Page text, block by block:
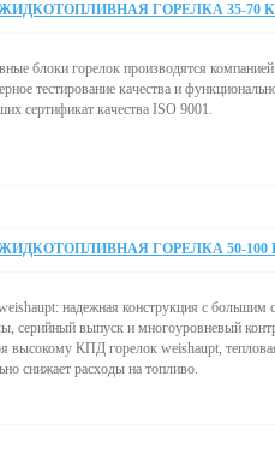
ГОРЕЛКА 35-70
блоки горелок производятся
тестирование качества и
сертификат качества ISO 9001.
ГОРЕЛКА 50-100
надежная конструкция с
серийный выпуск и многоуровневый
высокому КПД горелок weishaupt,
снижает расходы на топливо.